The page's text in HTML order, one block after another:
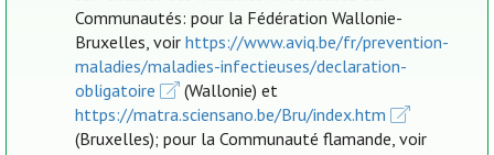
Communautés: pour la Fédération Wallonie-
Bruxelles, voirhttps://www.aviq.be/fr/prevention-
maladies/maladies-infectieuses/declaration-
obligatoire
(Wallonie) et
https://matra.sciensano.be/Bru/index.htm
(Bruxelles); pour la Communauté flamande, voir